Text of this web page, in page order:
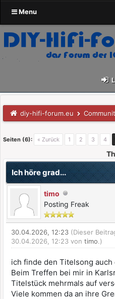
Menu
diy-hifi-forum.eu
Seiten (6): « Zurück 1 2 3 4
Ich höre grad...
timo
Posting Freak
30.04.2026, 12:23 (Dieser
30.04.2026, 12:23 von timo.)
ich finde den Titelsong auch
Beim Treffen bei mir in
Titelstück mehrmals auf
Viele kommen da an ihre